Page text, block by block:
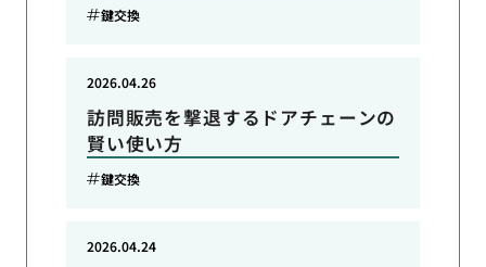
鍵交換
訪問販売を撃退するドアチェーンの
賢い使い方
2026.04.26
鍵交換
2026.04.24